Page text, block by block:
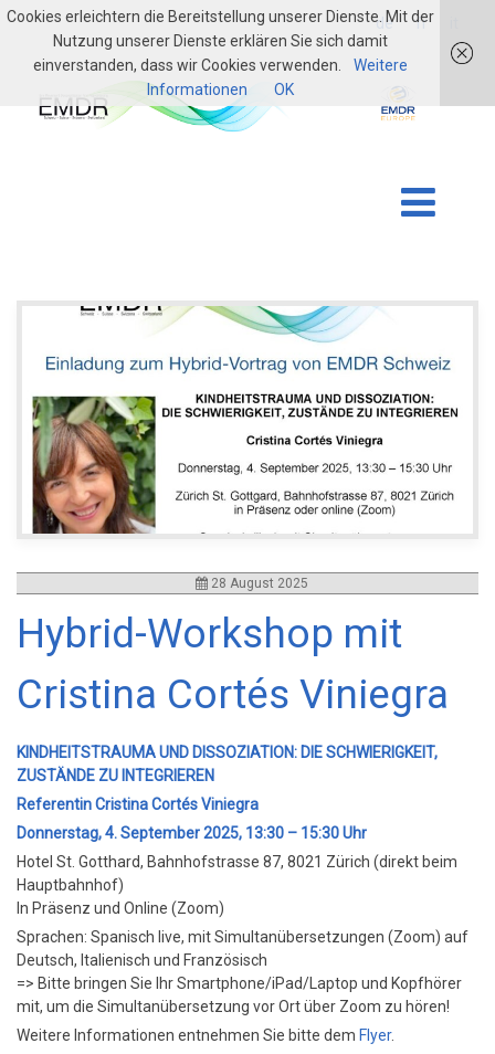
login de fr
28 August 2025
Hybrid-Workshop mit
Cristina Cortés Viniegra
KINDHEITSTRAUMA UND DISSOZIATION: DIE SCHWIERIGKEIT,
ZUSTÄNDE ZU INTEGRIEREN
ReferentinCristina Cortés Viniegra
Donnerstag, 4. September 2025, 13:30 – 15:30 Uhr
Hotel St. Gotthard, Bahnhofstrasse 87, 8021 Zürich (direkt beim
Hauptbahnhof)
In Präsenz und Online (Zoom)
Sprachen: Spanisch live, mit Simultanübersetzungen (Zoom) auf
Deutsch, Italienisch und Französisch
=> Bitte bringen Sie Ihr Smartphone/iPad/Laptop und Kopfhörer
mit, um die Simultanübersetzung vor Ort über Zoom zu hören!
Weitere Informationen entnehmen Sie bitte dem Flyer.
Cookies erleichtern die Bereitstellung unserer Dienste. Mit der
Nutzung unserer Dienste erklären Sie sich damit
einverstanden, dass wir Cookies verwenden.
Weitere
Informationen
OK